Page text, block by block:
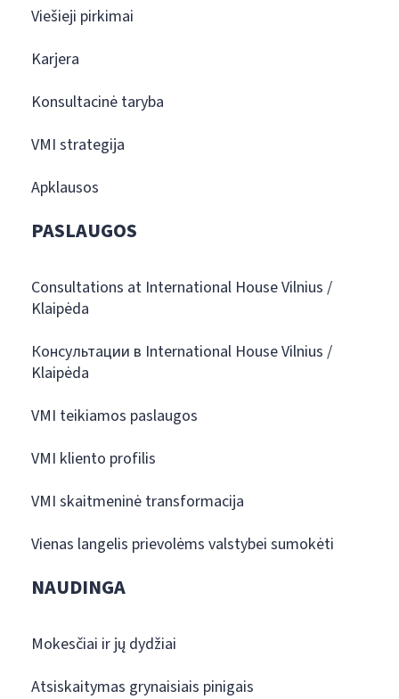
Viešieji pirkimai
Karjera
Konsultacinė taryba
VMI strategija
Apklausos
PASLAUGOS
Consultations at International House Vilnius /
Klaipėda
Консультации в International House Vilnius /
Klaipėda
VMI teikiamos paslaugos
VMI kliento profilis
VMI skaitmeninė transformacija
Vienas langelis prievolėms valstybei sumokėti
NAUDINGA
Mokesčiai ir jų dydžiai
Atsiskaitymas grynaisiais pinigais